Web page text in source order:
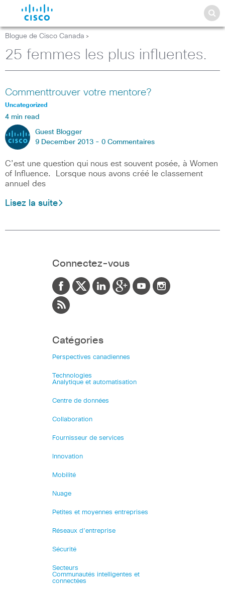
Blogue de Cisco Canada >
25 femmes les plus influentes.
Commenttrouver votre mentore?
Uncategorized
4 min read
Guest Blogger
9 December 2013 - 0 Commentaires
C’est une question qui nous est souvent posée, à Women
of Influence. Lorsque nous avons créé le classement
annuel des
Lisez la suite
Connectez-vous
Catégories
Perspectives canadiennes
Technologies
Analytique et automatisation
Centre de données
Collaboration
Fournisseur de services
Innovation
Mobilité
Nuage
Petites et moyennes entreprises
Réseaux d’entreprise
Sécurité
Secteurs
Communautés intelligentes et
connectées